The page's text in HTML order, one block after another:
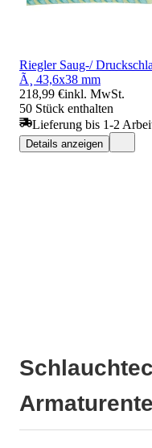
Riegler Saug-/
Ã¸ 43,6x38 mm
218,99 €inkl. MwSt.
50 Stück enthalten
Lieferung bis 1-2
Details anzeigen